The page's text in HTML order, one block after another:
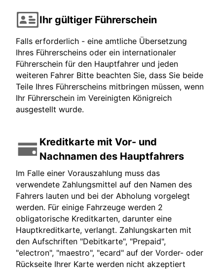
Ihr gültiger Führerschein
Falls erforderlich - eine amtliche Übersetzung
Ihres Führerscheins oder ein internationaler
Führerschein für den Hauptfahrer und jeden
weiteren Fahrer Bitte beachten Sie, dass Sie beide
Teile Ihres Führerscheins mitbringen müssen, wenn
Ihr Führerschein im Vereinigten Königreich
ausgestellt wurde.
Kreditkarte mit Vor- und
Nachnamen des Hauptfahrers
Im Falle einer Vorauszahlung muss das
verwendete Zahlungsmittel auf den Namen des
Fahrers lauten und bei der Abholung vorgelegt
werden. Für einige Fahrzeuge werden 2
obligatorische Kreditkarten, darunter eine
Hauptkreditkarte, verlangt. Zahlungskarten mit
den Aufschriften "Debitkarte", "Prepaid",
"electron", "maestro", "ecard" auf der Vorder- oder
Rückseite Ihrer Karte werden nicht akzeptiert